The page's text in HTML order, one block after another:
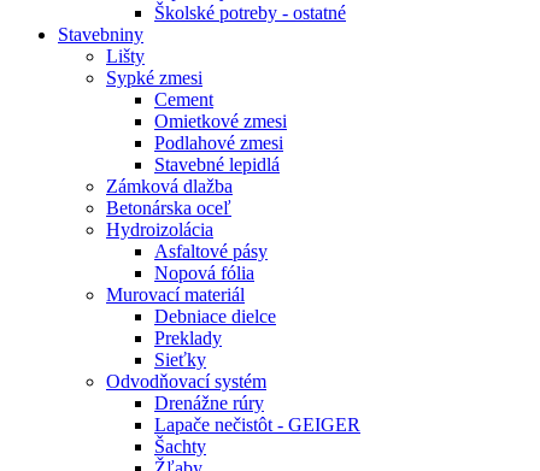
Školské potreby - ostatné
Stavebniny
Lišty
Sypké zmesi
Cement
Omietkové zmesi
Podlahové zmesi
Stavebné lepidlá
Zámková dlažba
Betonárska oceľ
Hydroizolácia
Asfaltové pásy
Nopová fólia
Murovací materiál
Debniace dielce
Preklady
Sieťky
Odvodňovací systém
Drenážne rúry
Lapače nečistôt - GEIGER
Šachty